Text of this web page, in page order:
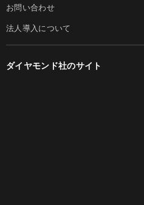
お問い合わせ
法人導入について
ダイヤモンド社のサイト